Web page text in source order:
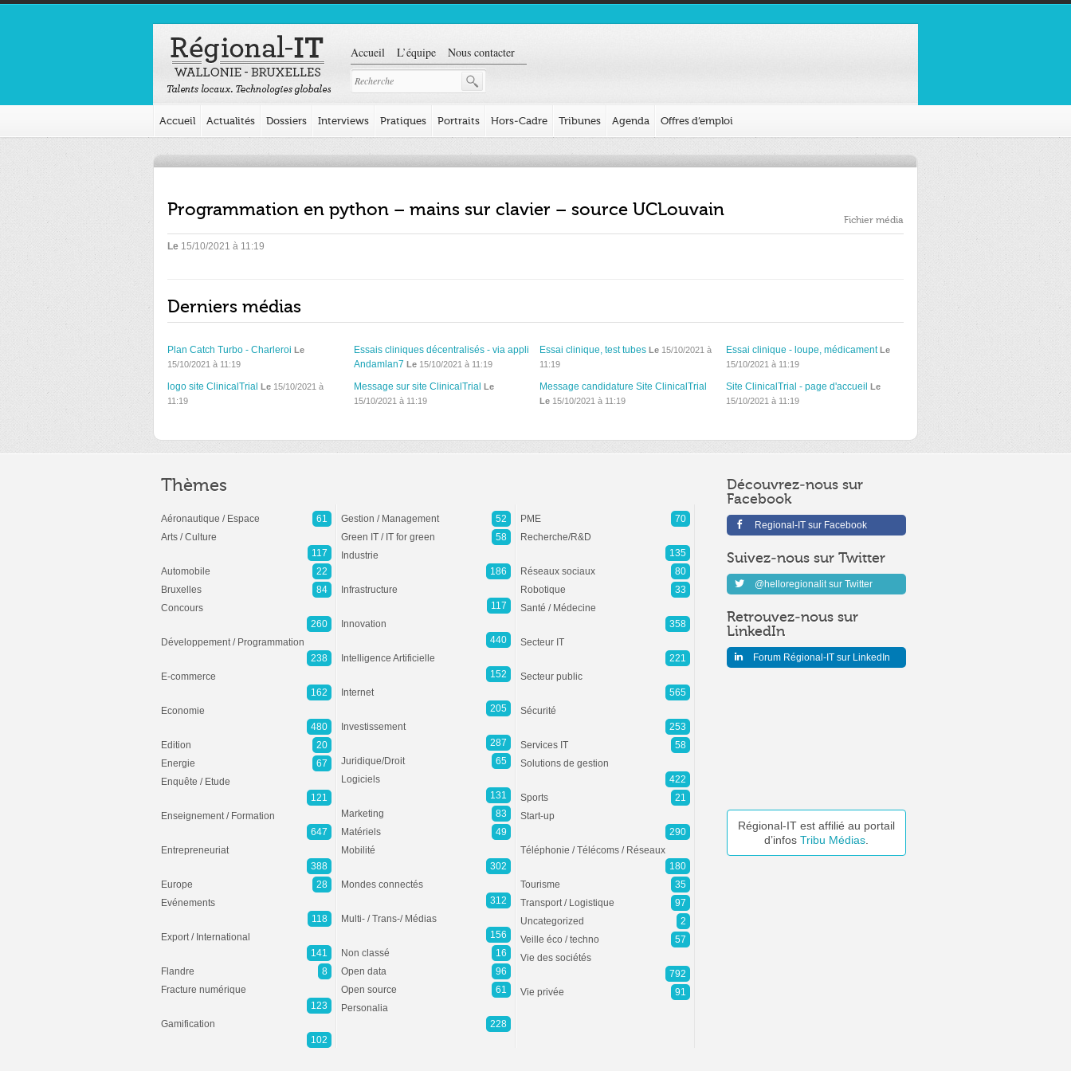
Accueil L’équipe Nous contacter
Accueil Actualités Dossiers Interviews Pratiques Portraits Hors-Cadre Tribunes Agenda Offres d’emploi
Programmation en python – mains sur clavier – source UCLouvain Fichier média
Le 15/10/2021 à 11:19
Derniers médias
Plan Catch Turbo - Charleroi Le
15/10/2021 à 11:19
Essais cliniques décentralisés - via appli
Andamlan7 Le15/10/2021 à 11:19
Essai clinique, test tubes Le 15/10/2021 à
11:19
Essai clinique - loupe, médicament Le
15/10/2021 à 11:19
logo site ClinicalTrial Le 15/10/2021 à
11:19
Message sur site ClinicalTrial Le
15/10/2021 à 11:19
Message candidature Site ClinicalTrial
Le 15/10/2021 à 11:19
Site ClinicalTrial - page d'accueil Le
15/10/2021 à 11:19
Découvrez-nous sur
Facebook
Regional-IT sur Facebook
Suivez-nous sur Twitter
@helloregionalit sur Twitter
Retrouvez-nous sur
LinkedIn
Forum Régional-IT sur LinkedIn
Régional-IT est affilié au portail
d’infos Tribu Médias
Thèmes
Aéronautique / Espace
61
Arts / Culture
117
Automobile
22
Bruxelles
84
Concours
260
Développement / Programmation
238
E-commerce
162
Economie
480
Edition
20
Energie
67
Enquête / Etude
121
Enseignement / Formation
647
Entrepreneuriat
388
Europe
28
Evénements
118
Export / International
141
Flandre
8
Fracture numérique
123
Gamification
102
Gestion / Management
52
Green IT / IT for green
58
Industrie
186
Infrastructure
117
Innovation
440
Intelligence Artificielle
152
Internet
205
Investissement
287
Juridique/Droit
65
Logiciels
131
Marketing
83
Matériels
49
Mobilité
302
Mondes connectés
312
Multi- / Trans-/ Médias
156
Non classé
16
Open data
96
Open source
61
Personalia
228
PME
70
Recherche/R&D
135
Réseaux sociaux
80
Robotique
33
Santé / Médecine
358
Secteur IT
221
Secteur public
565
Sécurité
253
Services IT
58
Solutions de gestion
422
Sports
21
Start-up
290
Téléphonie / Télécoms / Réseaux
180
Tourisme
35
Transport / Logistique
97
Uncategorized
2
Veille éco / techno
57
Vie des sociétés
792
Vie privée
91